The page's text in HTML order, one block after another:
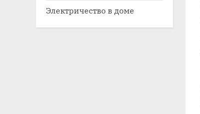
Электричество в доме